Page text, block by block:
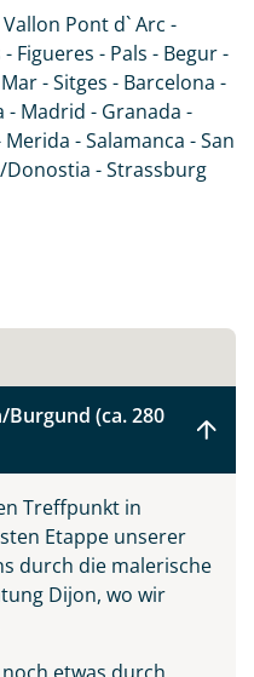
im Baskenland
Stopp in der Hauptstadt
beim Stadtrundgang
Madrid. Erleben Sie
wunderschöne
und die Lebenslust
Pont d` Arc -
Figueres - Pals - Begur -
- Sitges - Barcelona -
- Madrid - Granada -
- Salamanca - San
Donostia - Strassburg
(ca. 280
Treffpunkt in
Etappe unserer
durch die malerische
Dijon, wo wir